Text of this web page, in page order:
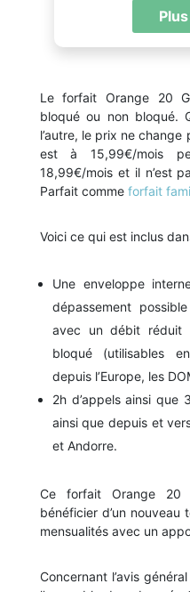
Le forfait Orange 20
bloqué ou non bloqué.
l’autre, le prix ne change
est à 15,99€/mois
18,99€/mois et il n’est
Parfait comme forfait
Voici ce qui est inclus
Une enveloppe
dépassement
avec un débit réduit
bloqué (utilisables
depuis l’Europe, les
2h d’appels ainsi que
ainsi que depuis et
et Andorre.
Ce forfait Orange 20
bénéficier d’un
mensualités avec un
Concernant l’avis